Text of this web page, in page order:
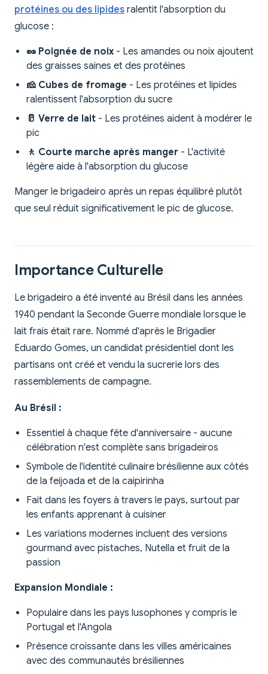
protéines ou des lipides ralentit l'absorption du
glucose :
🥜 Poignée de noix - Les amandes ou noix ajoutent
des graisses saines et des protéines
🧀 Cubes de fromage - Les protéines et lipides
ralentissent l'absorption du sucre
🥛 Verre de lait - Les protéines aident à modérer le
pic
🚶 Courte marche après manger - L'activité
légère aide à l'absorption du glucose
Manger le brigadeiro après un repas équilibré plutôt
que seul réduit significativement le pic de glucose.
Importance Culturelle
Le brigadeiro a été inventé au Brésil dans les années
1940 pendant la Seconde Guerre mondiale lorsque le
lait frais était rare. Nommé d'après le Brigadier
Eduardo Gomes, un candidat présidentiel dont les
partisans ont créé et vendu la sucrerie lors des
rassemblements de campagne.
Au Brésil :
Essentiel à chaque fête d'anniversaire - aucune
célébration n'est complète sans brigadeiros
Symbole de l'identité culinaire brésilienne aux côtés
de la feijoada et de la caipirinha
Fait dans les foyers à travers le pays, surtout par
les enfants apprenant à cuisiner
Les variations modernes incluent des versions
gourmand avec pistaches, Nutella et fruit de la
passion
Expansion Mondiale :
Populaire dans les pays lusophones y compris le
Portugal et l'Angola
Présence croissante dans les villes américaines
avec des communautés brésiliennes